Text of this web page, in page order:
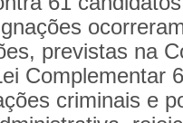
previstas na
Complementar
criminais e